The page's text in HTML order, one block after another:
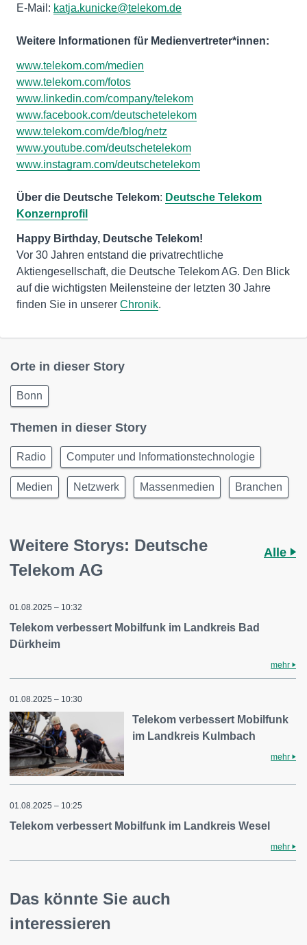
E-Mail: katja.kunicke@telekom.de
Weitere Informationen für Medienvertreter*innen:
www.telekom.com/medien
www.telekom.com/fotos
www.linkedin.com/company/telekom
www.facebook.com/deutschetelekom
www.telekom.com/de/blog/netz
www.youtube.com/deutschetelekom
www.instagram.com/deutschetelekom
Über die Deutsche Telekom: Deutsche Telekom
Konzernprofil
Vor 30 Jahren entstand die privatrechtliche
Aktiengesellschaft, die Deutsche Telekom AG. Den Blick
auf die wichtigsten Meilensteine der letzten 30 Jahre
finden Sie in unserer Chronik.
Orte in dieser Story
Bonn
Themen in dieser Story
Radio Computer und Informationstechnologie
Medien Netzwerk Massenmedien Branchen
Weitere Storys: Deutsche
Telekom AG
Alle
01.08.2025 – 10:32
Telekom verbessert Mobilfunk im Landkreis Bad
Dürkheim
mehr
01.08.2025 – 10:30
Telekom verbessert Mobilfunk
im Landkreis Kulmbach
mehr
01.08.2025 – 10:25
Telekom verbessert Mobilfunk im Landkreis Wesel
mehr
Das könnte Sie auch
interessieren